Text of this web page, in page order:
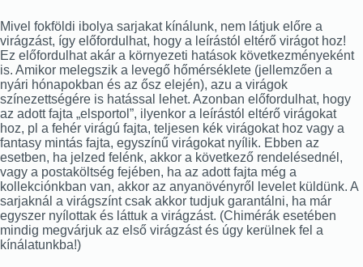
Mivel fokföldi ibolya sarjakat kínálunk, nem látjuk előre a
virágzást, így előfordulhat, hogy a leírástól eltérő virágot hoz!
Ez előfordulhat akár a környezeti hatások következményeként
is. Amikor melegszik a levegő hőmérséklete (jellemzően a
nyári hónapokban és az ősz elején), azu a virágok
színezettségére is hatással lehet. Azonban előfordulhat, hogy
az adott fajta „elsportol”, ilyenkor a leírástól eltérő virágokat
hoz, pl a fehér virágú fajta, teljesen kék virágokat hoz vagy a
fantasy mintás fajta, egyszínű virágokat nyílik. Ebben az
esetben, ha jelzed felénk, akkor a következő rendelésednél,
vagy a postaköltség fejében, ha az adott fajta még a
kollekciónkban van, akkor az anyanövényről levelet küldünk. A
sarjaknál a virágszínt csak akkor tudjuk garantálni, ha már
egyszer nyílottak és láttuk a virágzást. (Chimérák esetében
mindig megvárjuk az első virágzást és úgy kerülnek fel a
kínálatunkba!)